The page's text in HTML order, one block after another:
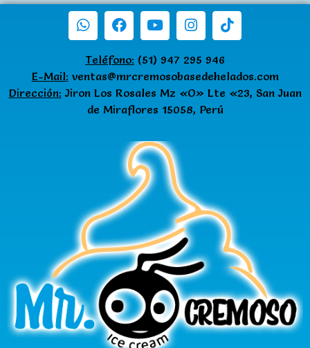
Teléfono: (51) 947 295 946
E-Mail: ventas@mrcremosobasedehelados.com
Dirección: Jiron Los Rosales Mz «O» Lte «23, San Juan
de Miraflores 15058, Perú